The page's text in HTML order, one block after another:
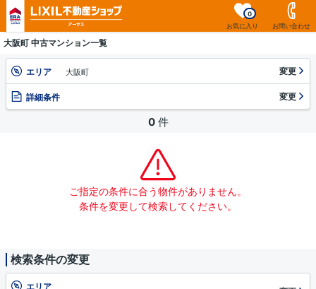
お気に入り
0
お問い合わせ
大阪町 中古マンション一覧
エリア 大阪町 変更
詳細条件 変更
0 件
ご指定の条件に合う物件がありません。
条件を変更して検索してください。
検索条件の変更
エリア